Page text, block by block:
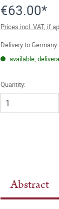
€63.00*
Prices incl. VAT, if
Delivery to Germany
available,
Quantity:
Abstract